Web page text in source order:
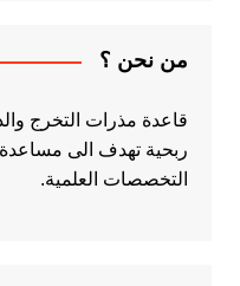
من نحن ؟
ربحية تهدف الى
التخصصات العلمية.